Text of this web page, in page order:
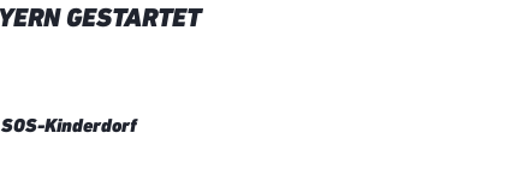
GESTARTET
Kinderdorf